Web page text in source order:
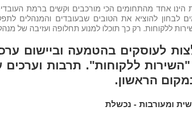
הינו אחד מהתחומים הכי מורכבים וקשים ברמת
לבחון להוציא את הטובים שבעובדים והמנהלים
ללקוחות. רק כך תוכלו למנוע תחלופה ועזיבה של
לעוסקים בהטמעה וביישום
ללקוחות". תרבות
הראשון.
ומעורבות - נכשלת